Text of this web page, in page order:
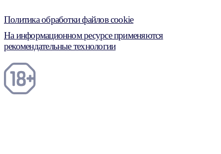
Политика обработки файлов cookie
На информационном ресурсе применяются
рекомендательные технологии